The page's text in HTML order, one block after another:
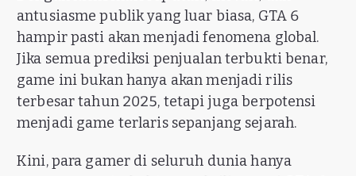
antusiasme publik yang luar biasa, GTA 6
hampir pasti akan menjadi fenomena global.
Jika semua prediksi penjualan terbukti benar,
game ini bukan hanya akan menjadi rilis
terbesar tahun 2025, tetapi juga berpotensi
menjadi game terlaris sepanjang sejarah.
Kini, para gamer di seluruh dunia hanya